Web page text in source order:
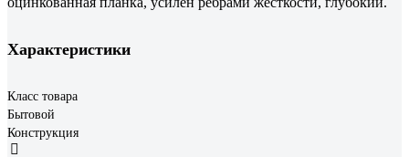
Характеристики
Класс товара
Бытовой
Конструкция